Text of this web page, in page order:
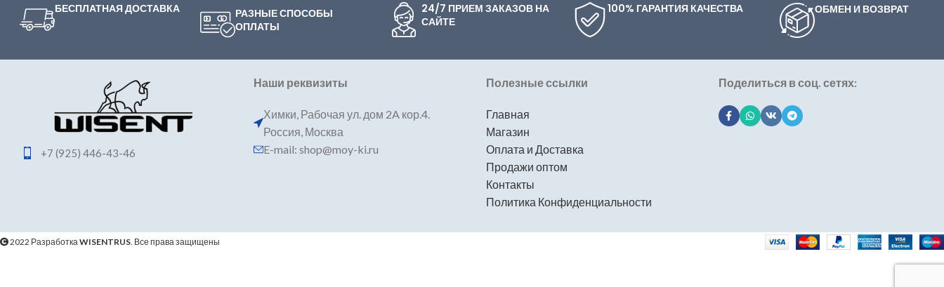
БЕСПЛАТНАЯ ДОСТАВКА
РАЗНЫЕ СПОСОБЫ
ОПЛАТЫ
24/7 ПРИЕМ ЗАКАЗОВ НА
САЙТЕ
100% ГАРАНТИЯ КАЧЕСТВА ОБМЕН И ВОЗВРАТ
+7 (925) 446-43-46
Наши реквизиты
Химки, Рабочая ул. дом 2A кор.4.
Россия, Москва
E-mail: shop@moy-ki.ru
Полезные ссылки
Главная
Магазин
Оплата и Доставка
Продажи оптом
Контакты
Политика Конфиденциальности
Поделиться в соц. сетях:
2022 РазработкаWISENTRUS. Все права защищены